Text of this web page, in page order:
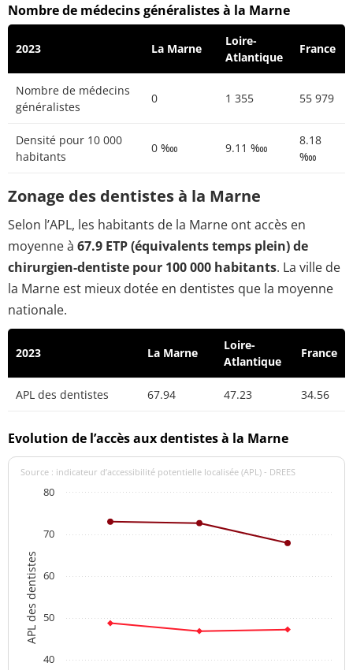
Nombre de médecins généralistes à la Marne
2023 La Marne
Loire-
Atlantique
France
Nombre de médecins
généralistes
0 1 355 55 979
Densité pour 10 000
habitants
0 ‱ 9.11 ‱
8.18
‱
Zonage des dentistes à la Marne
Selon l’APL, les habitants de la Marne ont accès en
moyenne à 67.9 ETP (équivalents temps plein) de
chirurgien-dentiste pour 100 000 habitants. La ville de
la Marne est mieux dotée en dentistes que la moyenne
nationale.
2023 La Marne
Loire-
Atlantique
France
APL des dentistes 67.94 47.23 34.56
Evolution de l’accès aux dentistes à la Marne
APL des dentistes
Source : indicateur d’accessibilité potentielle localisée (APL) - DREES
40
50
60
70
80